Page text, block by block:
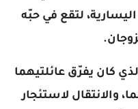
لتقع في حبّه
كان يفرّق عائلتيهما
والانتقال لاستئجار